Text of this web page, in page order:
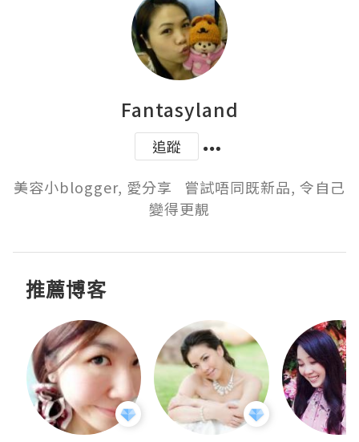
Fantasyland
追蹤
美容小blogger, 愛分享   嘗試唔同既新品, 令自己
變得更靚
推薦博客